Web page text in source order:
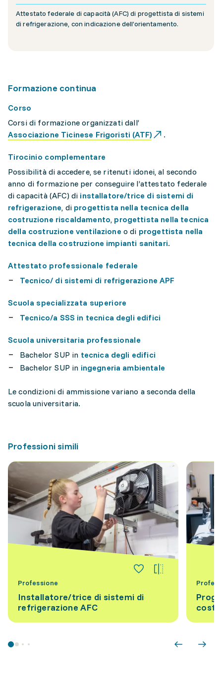
Attestato federale di capacità (AFC) di progettista di sistemi
di refrigerazione, con indicazione dell’orientamento.
Formazione continua
Corso
Corsi di formazione organizzati dall’
Associazione Ticinese Frigoristi (ATF)
.
Tirocinio complementare
Possibilità di accedere, se ritenuti idonei, al secondo
anno di formazione per conseguire l’attestato federale
di capacità (AFC) di installatore/trice di sistemi di
refrigerazione, di progettista nella tecnica della
costruzione riscaldamento, progettista nella tecnica
della costruzione ventilazione o di progettista nella
tecnica della costruzione impianti sanitari.
Attestato professionale federale
Tecnico/ di sistemi di refrigerazione APF
Scuola specializzata superiore
Tecnico/a SSS in tecnica degli edifici
Scuola universitaria professionale
Bachelor SUP in tecnica degli edifici
Bachelor SUP in ingegneria ambientale
Le condizioni di ammissione variano a seconda della
scuola universitaria.
Professioni simili
Professione
Installatore/trice di sistemi di
refrigerazione AFC